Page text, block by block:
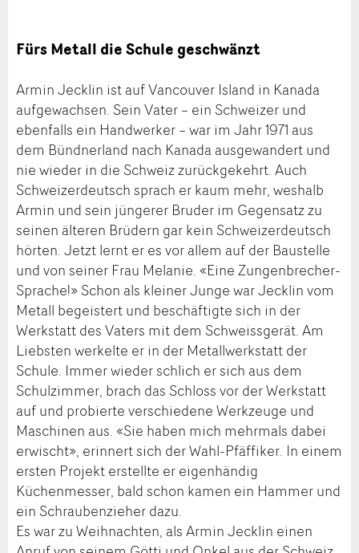
Fürs Metall die Schule geschwänzt
Armin Jecklin ist auf Vancouver Island in Kanada
aufgewachsen. Sein Vater – ein Schweizer und
ebenfalls ein Handwerker – war im Jahr 1971 aus
dem Bündnerland nach Kanada ausgewandert und
nie wieder in die Schweiz zurückgekehrt. Auch
Schweizerdeutsch sprach er kaum mehr, weshalb
Armin und sein jüngerer Bruder im Gegensatz zu
seinen älteren Brüdern gar kein Schweizerdeutsch
hörten. Jetzt lernt er es vor allem auf der Baustelle
und von seiner Frau Melanie. «Eine Zungenbrecher-
Sprache!» Schon als kleiner Junge war Jecklin vom
Metall begeistert und beschäftigte sich in der
Werkstatt des Vaters mit dem Schweissgerät. Am
Liebsten werkelte er in der Metallwerkstatt der
Schule. Immer wieder schlich er sich aus dem
Schulzimmer, brach das Schloss vor der Werkstatt
auf und probierte verschiedene Werkzeuge und
Maschinen aus. «Sie haben mich mehrmals dabei
erwischt», erinnert sich der Wahl-Pfäffiker. In einem
ersten Projekt erstellte er eigenhändig
Küchenmesser, bald schon kamen ein Hammer und
ein Schraubenzieher dazu.
Es war zu Weihnachten, als Armin Jecklin einen